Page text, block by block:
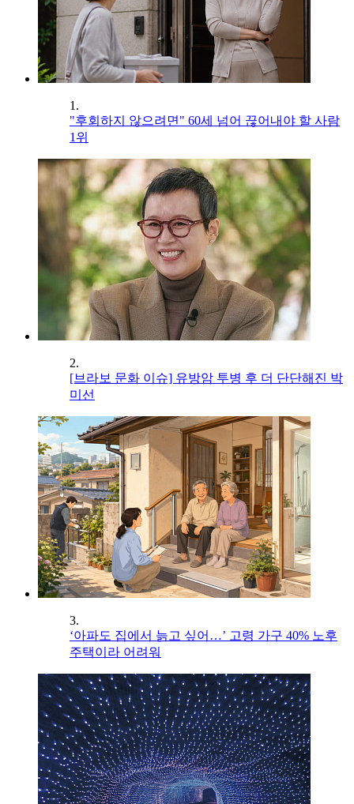
1.
"후회하지 않으려면" 60세 넘어 끊어내야 할 사람
1위
2.
[브라보 문화 이슈] 유방암 투병 후 더 단단해진 박
미선
3.
‘아파도 집에서 늙고 싶어…’ 고령 가구 40% 노후
주택이라 어려워